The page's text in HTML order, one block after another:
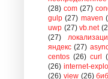
(28) com (27)
gulp (27) maven
uwp (27) vb.net
(27)
яндекс (27)
centos (26) curl
(26) internet-
(26) view (26)